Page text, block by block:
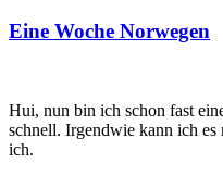
Eine Woche Norwegen
Hui, nun bin ich schon fast
schnell. Irgendwie kann ich
ich.